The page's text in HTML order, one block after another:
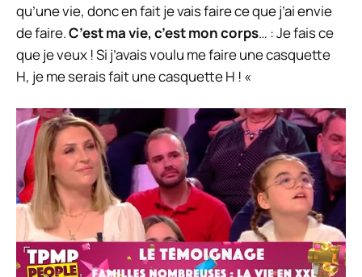
qu’une vie, donc en fait je vais faire ce que j’ai envie
de faire.C’est ma vie, c’est mon corps… : Je fais ce
que je veux ! Si j’avais voulu me faire une casquette
H, je me serais fait une casquette H ! «